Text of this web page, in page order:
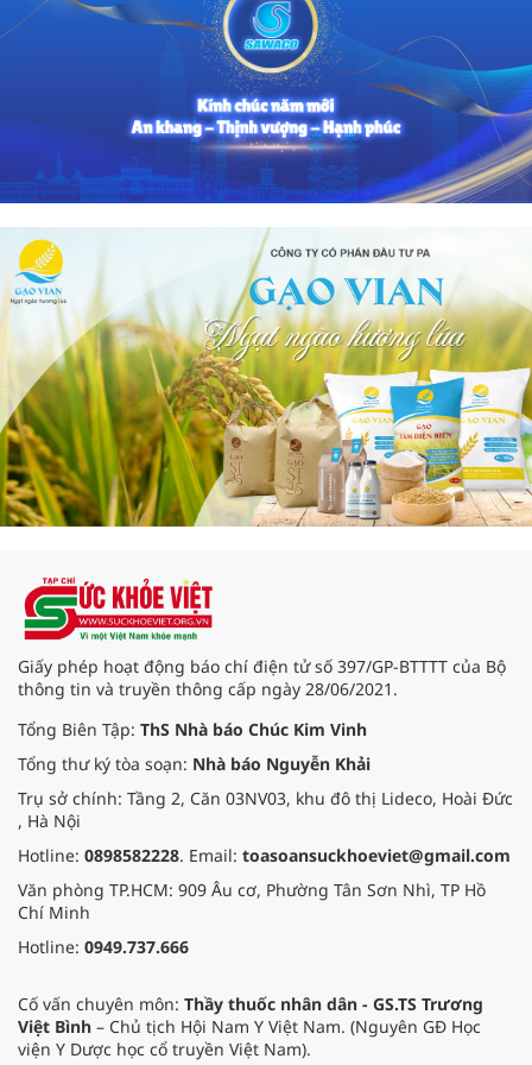
Giấy phép hoạt động báo chí điện tử số 397/GP-BTTTT của Bộ
thông tin và truyền thông cấp ngày 28/06/2021.
Tổng Biên Tập: ThS Nhà báo Chúc Kim Vinh
Tổng thư ký tòa soạn: Nhà báo Nguyễn Khải
Trụ sở chính: Tầng 2, Căn 03NV03, khu đô thị Lideco, Hoài Đức
, Hà Nội
Hotline: 0898582228. Email: toasoansuckhoeviet@gmail.com
Văn phòng TP.HCM: 909 Âu cơ, Phường Tân Sơn Nhì, TP Hồ
Chí Minh
Hotline: 0949.737.666
Cố vấn chuyên môn: Thầy thuốc nhân dân - GS.TS Trương
Việt Bình – Chủ tịch Hội Nam Y Việt Nam. (Nguyên GĐ Học
viện Y Dược học cổ truyền Việt Nam).